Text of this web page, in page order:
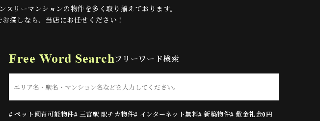
リーマンションの物件を多く取り揃えております。
探しなら、当店にお任せください！
Free Word Searchフリーワード検索
# ペット飼育可能物件# 三宮駅 駅チカ物件# インターネット無料# 新築物件# 敷金礼金0円